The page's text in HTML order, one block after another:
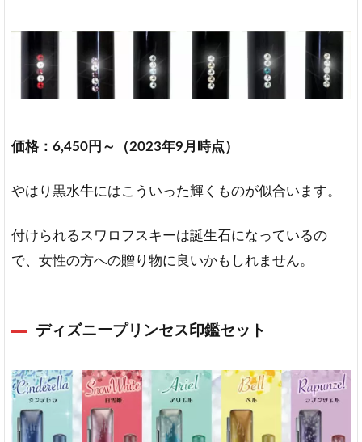
価格：6,450円～（2023年9月時点）
やはり黒水牛にはこういった輝くものが似合います。
付けられるスワロフスキーは誕生石になっているの
で、女性の方への贈り物に良いかもしれません。
ディズニープリンセス印鑑セット